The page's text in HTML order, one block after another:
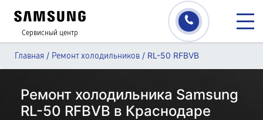
Сервисный центр
Главная / Ремонт холодильников / RL-50 RFBVB
Ремонт холодильника Samsung
RL-50 RFBVB в Краснодаре